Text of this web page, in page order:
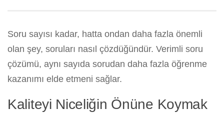
Soru sayısı kadar, hatta ondan daha fazla önemli
olan şey, soruları nasıl çözdüğündür. Verimli soru
çözümü, aynı sayıda sorudan daha fazla öğrenme
kazanımı elde etmeni sağlar.
Kaliteyi Niceliğin Önüne Koymak